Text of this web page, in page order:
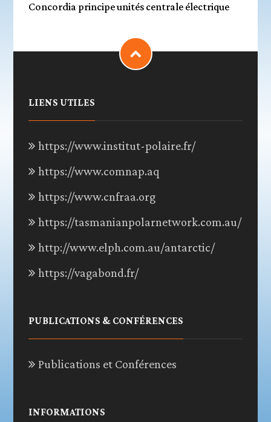
Concordia principe unités centrale électrique
LIENS UTILES
https://www.institut-polaire.fr/
https://www.comnap.aq
https://www.cnfraa.org
https://tasmanianpolarnetwork.com.au/
http://www.elph.com.au/antarctic/
https://vagabond.fr/
PUBLICATIONS & CONFÉRENCES
Publications et Conférences
INFORMATIONS